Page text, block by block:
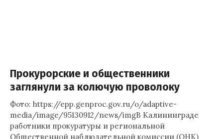
Прокурорские и общественники
заглянули за колючую проволоку
Фото: https://epp.genproc.gov.ru/o/adaptive-
media/image/95130912/news/imgВ Калининграде
работники прокуратуры и региональной
Общественной наблюдательной комиссии (ОНК)